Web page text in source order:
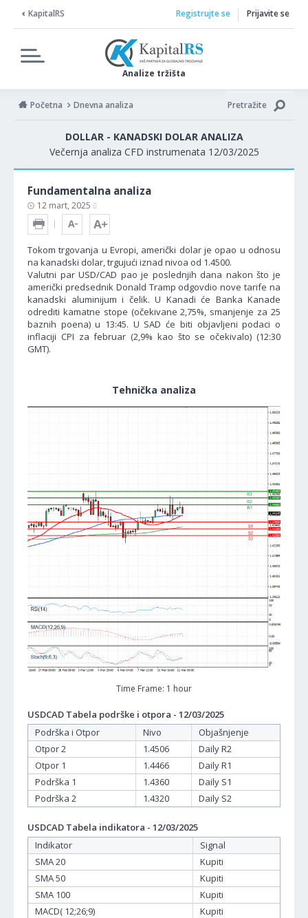
KapitalRS
Analize tržišta
Registrujte se Prijavite se
Početna Dnevna analiza Pretražite
DOLLAR - KANADSKI DOLAR ANALIZA
Večernja analiza CFD instrumenata 12/03/2025
Fundamentalna analiza
12 mart, 2025
Tokom trgovanja u Evropi, američki dolar je opao u odnosu
na kanadski dolar, trgujući iznad nivoa od 1.4500.
Valutni par USD/CAD pao je poslednjih dana nakon što je
američki predsednik Donald Tramp odgovdio nove tarife na
kanadski aluminijum i čelik. U Kanadi će Banka Kanade
odrediti kamatne stope (očekivane 2,75%, smanjenje za 25
baznih poena) u 13:45. U SAD će biti objavljeni podaci o
inflaciji CPI za februar (2,9% kao što se očekivalo) (12:30
GMT).
Tehnička analiza
Time Frame: 1 hour
USDCAD Tabela podrške i otpora - 12/03/2025
Podrška i Otpor
Nivo
Objašnjenje
Otpor 2
1.4506
Daily R2
Otpor 1
1.4466
Daily R1
Podrška 1
1.4360
Daily S1
Podrška 2
1.4320 Daily S2
USDCAD Tabela indikatora - 12/03/2025
Indikator
Signal
SMA 20
Kupiti
SMA 50
Kupiti
SMA 100
Kupiti
MACD( 12;26;9)
Kupiti